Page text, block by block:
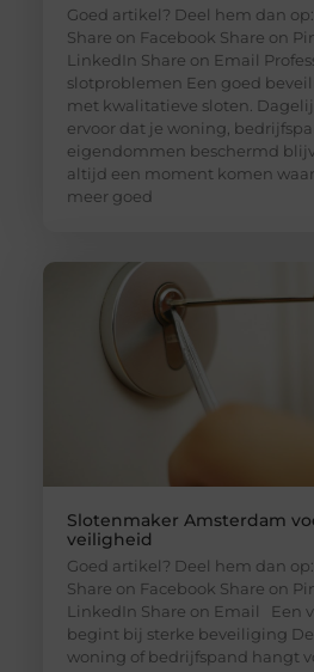
Goed artikel? Deel hem dan
Share on Facebook Share on
LinkedIn Share on Email
slotproblemen Een goed
met kwalitatieve sloten.
ervoor dat je woning,
eigendommen beschermd
altijd een moment komen
meer goed
Slotenmaker Amsterdam
veiligheid
Goed artikel? Deel hem dan
Share on Facebook Share on
LinkedIn Share on Email Een
begint bij sterke beveiliging
woning of bedrijfspand hangt